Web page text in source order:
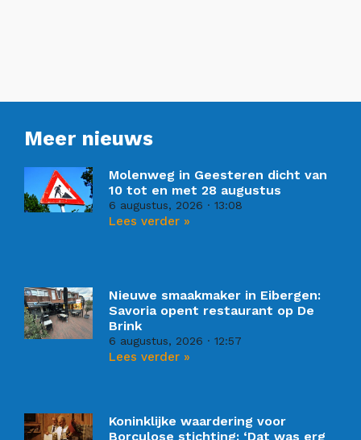
Meer nieuws
Molenweg in Geesteren dicht van
10 tot en met 28 augustus
6 augustus, 2026 13:08
Lees verder »
Nieuwe smaakmaker in Eibergen:
Savoria opent restaurant op De
Brink
6 augustus, 2026 12:57
Lees verder »
Koninklijke waardering voor
Borculose stichting: ‘Dat was erg